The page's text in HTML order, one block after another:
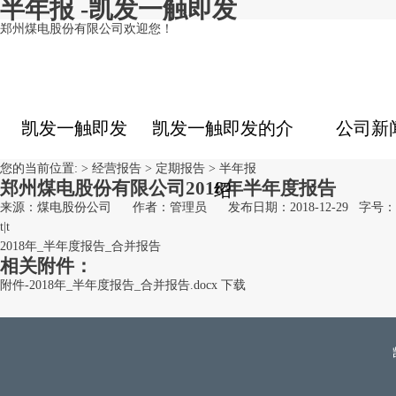
半年报 -凯发一触即发
郑州煤电股份有限公司欢迎您！
凯发一触即发 凯发一触即发的介
绍
公司新
您的当前位置: > 经营报告 > 定期报告 > 半年报
郑州煤电股份有限公司2018年半年度报告
来源：煤电股份公司 作者：管理员 发布日期：2018-12-29
字号：
t t
2018年_半年度报告_合并报告
相关附件：
附件-2018年_半年度报告_合并报告.docx 下载